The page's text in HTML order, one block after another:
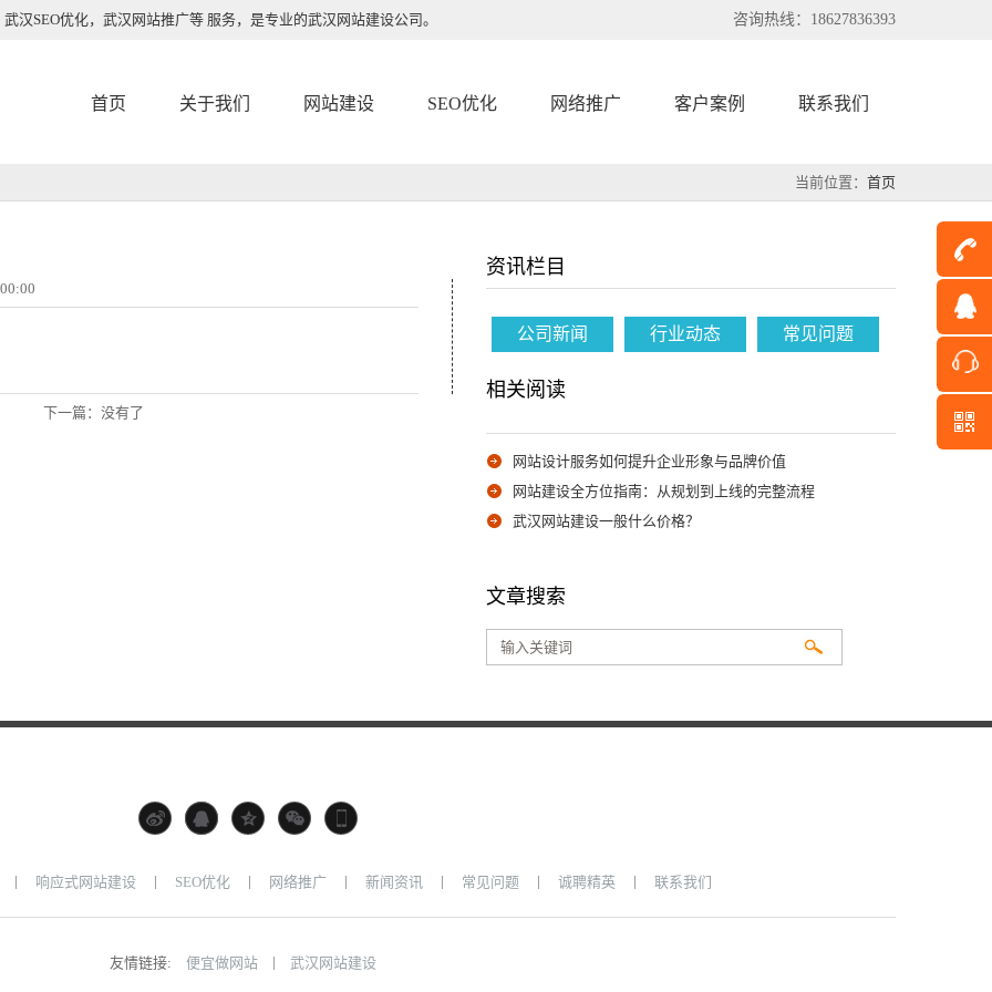
汉SEO优化，武汉网站推广等 服务，是专业的武汉网站建设公司。 咨询热线：18627836393
首页 关于我们 网站建设 SEO优化 网络推广 客户案例 联系我们
当前位置： 首页
下一篇：没有了
资讯栏目
公司新闻 行业动态 常见问题
相关阅读
网站设计服务如何提升企业形象与品牌价值
网站建设全方位指南：从规划到上线的完整流程
武汉网站建设一般什么价格？
文章搜索
| 响应式网站建设 | SEO优化 | 网络推广 | 新闻资讯 | 常见问题 | 诚聘精英 | 联系我们
友情链接: 便宜做网站 | 武汉网站建设